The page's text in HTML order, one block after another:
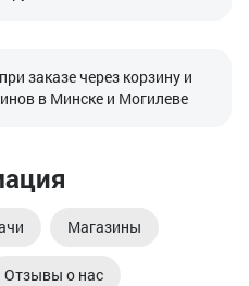
заказе через корзину и
в Минске и Могилеве
Магазины
Отзывы о нас